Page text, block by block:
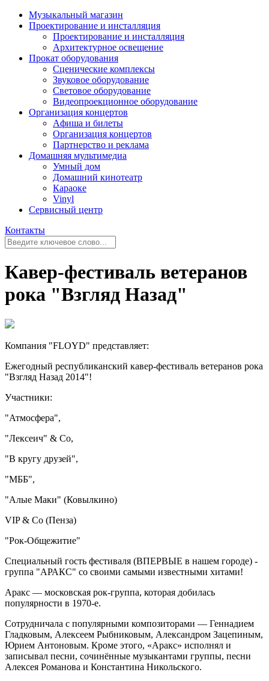
Музыкальный магазин
Проектирование и инсталляция
Проектирование и инсталляция
Архитектурное освещение
Прокат оборудования
Сценические комплексы
Звуковое оборудование
Световое оборудование
Видеопроекционное оборудование
Организация концертов
Aфиша и билеты
Организация концертов
Партнерство и реклама
Домашняя мультимедиа
Умный дом
Домашний кинотеатр
Караоке
Vinyl
Сервисный центр
Контакты
Кавер-фестиваль ветеранов
рока "Взгляд Назад"
Компания "FLOYD" представляет:
Ежегодный республиканский кавер-фестиваль ветеранов рока
"Взгляд Назад 2014"!
Участники:
"Атмосфера",
"Лексеич" & Co,
"В кругу друзей",
"МББ",
"Алые Маки" (Ковылкино)
VIP & Co (Пенза)
"Рок-Общежитие"
Специальный гость фестиваля (ВПЕРВЫЕ в нашем городе) -
группа "АРАКС" со своими самыми известными хитами!
Аракс — московская рок-группа, которая добилась
популярности в 1970-е.
Cотрудничала с популярными композиторами — Геннадием
Гладковым, Алексеем Рыбниковым, Александром Зацепиным,
Юрием Антоновым. Кроме этого, «Аракс» исполнял и
записывал песни, сочинённые музыкантами группы, песни
Алексея Романова и Константина Никольского.